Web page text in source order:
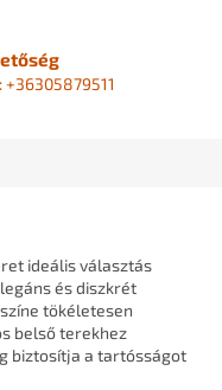
ideális választás
és diszkrét
tökéletesen
belső terekhez
biztosítja a tartósságot